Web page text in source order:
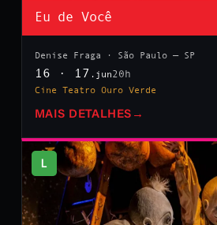
Eu de Você
Denise Fraga · São Paulo — SP
16 · 17 .jun20h
Cine Teatro Ouro Verde
MAIS DETALHES →
L